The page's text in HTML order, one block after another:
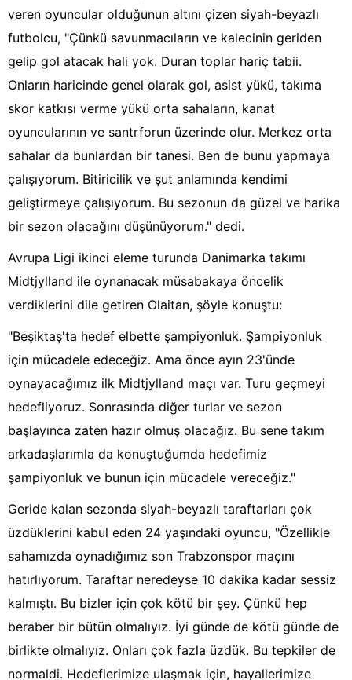
veren oyuncular olduğunun altını çizen siyah-beyazlı
futbolcu, "Çünkü savunmacıların ve kalecinin geriden
gelip gol atacak hali yok. Duran toplar hariç tabii.
Onların haricinde genel olarak gol, asist yükü, takıma
skor katkısı verme yükü orta sahaların, kanat
oyuncularının ve santrforun üzerinde olur. Merkez orta
sahalar da bunlardan bir tanesi. Ben de bunu yapmaya
çalışıyorum. Bitiricilik ve şut anlamında kendimi
geliştirmeye çalışıyorum. Bu sezonun da güzel ve harika
bir sezon olacağını düşünüyorum." dedi.
Avrupa Ligi ikinci eleme turunda Danimarka takımı
Midtjylland ile oynanacak müsabakaya öncelik
verdiklerini dile getiren Olaitan, şöyle konuştu:
"Beşiktaş'ta hedef elbette şampiyonluk. Şampiyonluk
için mücadele edeceğiz. Ama önce ayın 23'ünde
oynayacağımız ilk Midtjylland maçı var. Turu geçmeyi
hedefliyoruz. Sonrasında diğer turlar ve sezon
başlayınca zaten hazır olmuş olacağız. Bu sene takım
arkadaşlarımla da konuştuğumda hedefimiz
şampiyonluk ve bunun için mücadele vereceğiz."
Geride kalan sezonda siyah-beyazlı taraftarları çok
üzdüklerini kabul eden 24 yaşındaki oyuncu, "Özellikle
sahamızda oynadığımız son Trabzonspor maçını
hatırlıyorum. Taraftar neredeyse 10 dakika kadar sessiz
kalmıştı. Bu bizler için çok kötü bir şey. Çünkü hep
beraber bir bütün olmalıyız. İyi günde de kötü günde de
birlikte olmalıyız. Onları çok fazla üzdük. Bu tepkiler de
normaldi. Hedeflerimize ulaşmak için, hayallerimize